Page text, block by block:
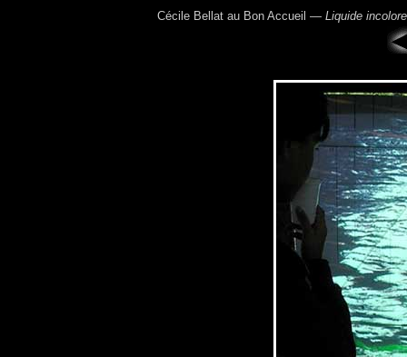
Cécile Bellat au Bon Accueil —Liquide